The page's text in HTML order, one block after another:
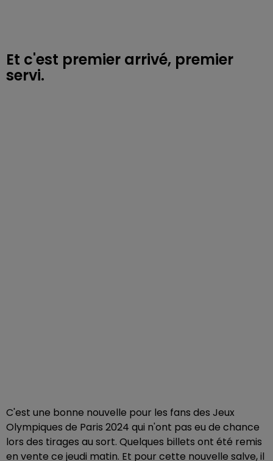
Et c'est premier arrivé, premier
servi.
C'est une bonne nouvelle pour les fans des Jeux
Olympiques de Paris 2024 qui n'ont pas eu de chance
lors des tirages au sort. Quelques billets ont été remis
en vente ce jeudi matin. Et pour cette nouvelle salve, il